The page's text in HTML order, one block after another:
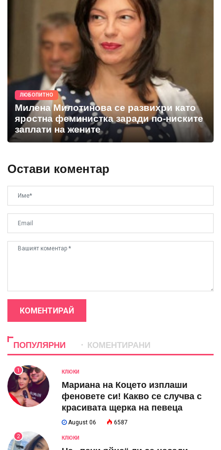
ЛЮБОПИТНО
Милена Милотинова се развихри като
яростна феминистка заради по-ниските
заплати на жените
Остави коментар
КОМЕНТИРАЙ
ПОПУЛЯРНИ КОМЕНТИРАНИ
1 КЛЮКИ
Мариана на Коцето изплаши
феновете си! Какво се случва с
красивата щерка на певеца
August 06 6587
2 КЛЮКИ